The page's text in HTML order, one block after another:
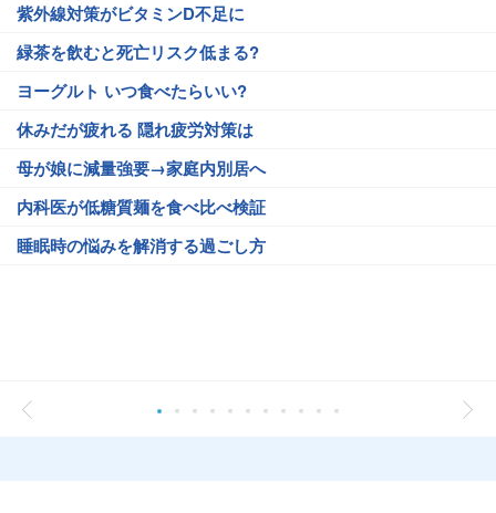
紫外線対策がビタミンD不足に
緑茶を飲むと死亡リスク低まる?
ヨーグルト いつ食べたらいい?
休みだが疲れる 隠れ疲労対策は
母が娘に減量強要→家庭内別居へ
内科医が低糖質麺を食べ比べ検証
睡眠時の悩みを解消する過ごし方